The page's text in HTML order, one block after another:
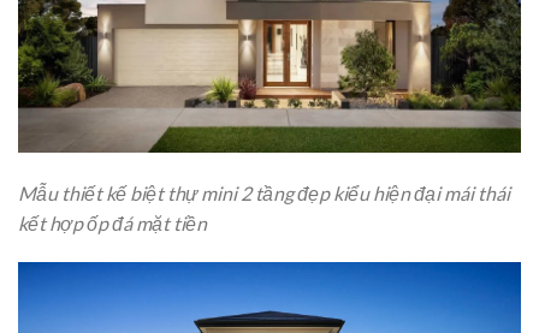
Mẫu thiết kế biệt thự mini 2 tầng đẹp kiểu hiện đại mái thái
kết hợp ốp đá mặt tiền